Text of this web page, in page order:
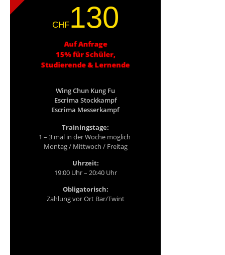
CHF130
Auf Anfrage
15% für Schüler,
Studierende & Lernende
Wing Chun Kung Fu
Escrima Stockkampf
Escrima Messerkampf
Trainingstage:
1 – 3 mal in der Woche möglich
Montag / Mittwoch / Freitag
Uhrzeit:
19:00 Uhr – 20:40 Uhr
Obligatorisch:
Zahlung vor Ort Bar/Twint